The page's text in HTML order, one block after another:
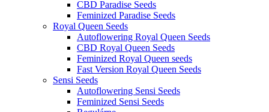
CBD Paradise Seeds
Feminized Paradise Seeds
Royal Queen Seeds
Autoflowering Royal Queen Seeds
CBD Royal Queen Seeds
Feminized Royal Queen seeds
Fast Version Royal Queen Seeds
Sensi Seeds
Autoflowering Sensi Seeds
Feminized Sensi Seeds